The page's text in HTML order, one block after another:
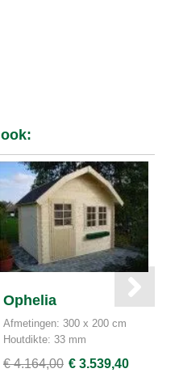
Ophelia
Afmetingen: 300 x 200 cm
Houtdikte: 33 mm
€ 4.164,00 € 3.539,40